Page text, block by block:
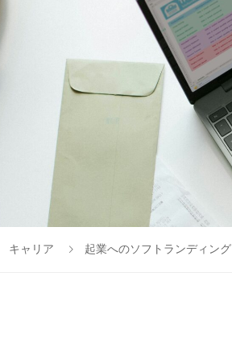
キャリア 起業へのソフトランディング